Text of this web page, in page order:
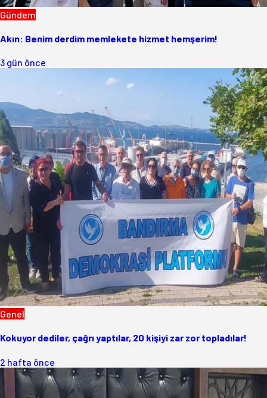
Gündem
Akın: Benim derdim memlekete hizmet hemşerim!
3 gün önce
Genel
Kokuyor dediler, çağrı yaptılar, 20 kişiyi zar zor topladılar!
2 hafta önce